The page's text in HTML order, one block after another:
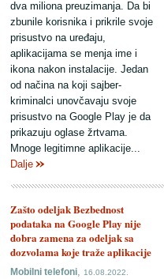
dva miliona preuzimanja. Da bi
zbunile korisnika i prikrile svoje
prisustvo na uređaju,
aplikacijama se menja ime i
ikona nakon instalacije. Jedan
od načina na koji sajber-
kriminalci unovčavaju svoje
prisustvo na Google Play je da
prikazuju oglase žrtvama.
Mnoge legitimne aplikacije...
Dalje
Zašto odeljak Bezbednost
podataka na Google Play nije
dobra zamena za odeljak sa
dozvolama koje traže aplikacije
Mobilni telefoni,16.08.2022.